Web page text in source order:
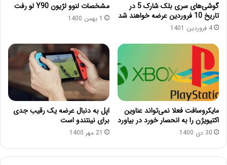
گوشی‌های سری بلک شارک 5 در
تاریخ 10 فروردین عرضه خواهند شد
4 فروردین 1401
مشخصات لنوو لژیون Y90 لو رفت
1 بهمن 1400
مایکروسافت فعلا نمی‌تواند عناوین
اکتیویژن را به انحصار خورد در بیاورد
30 دی 1400
اپل به دنبال عرضه یک رقیب جدی
برای نینتندو است
21 مهر 1400